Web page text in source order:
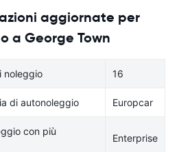
aggiornate per
a George Town
noleggio 16
di autonoleggio Europcar
con più
Enterprise